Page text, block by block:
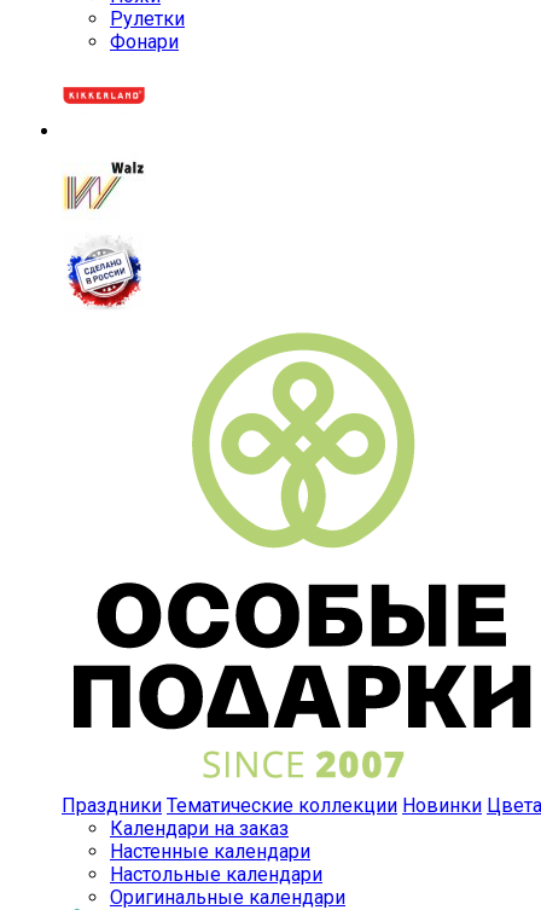
Рулетки
Фонари
Праздники Тематические коллекции Новинки Цвета
Календари на заказ
Настенные календари
Настольные календари
Оригинальные календари